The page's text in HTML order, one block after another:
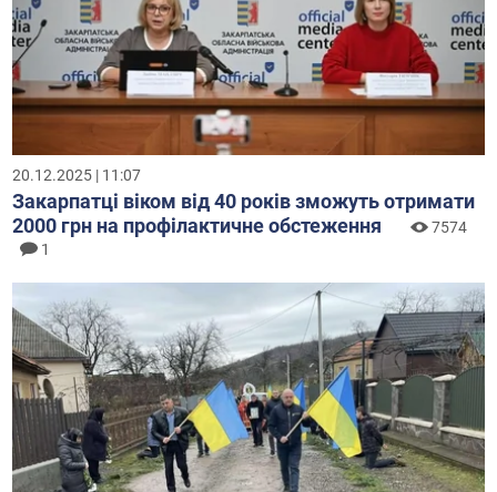
20.12.2025 | 11:07
Закарпатці віком від 40 років зможуть отримати
2000 грн на профілактичне обстеження
7574
1